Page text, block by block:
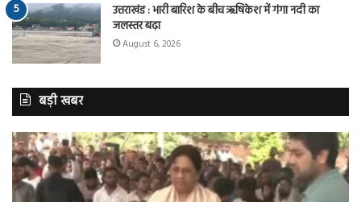
उत्तराखंड : भारी बारिश के बीच ऋषिकेश में गंगा नदी का
जलस्तर बढ़ा
August 6, 2026
बड़ी खबर